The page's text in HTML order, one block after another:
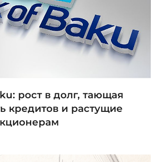
рост в долг, тающая
кредитов и растущие